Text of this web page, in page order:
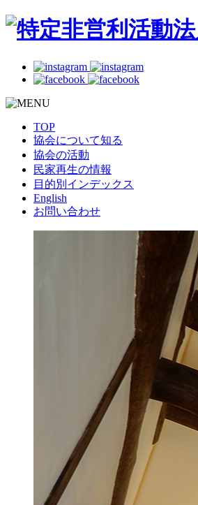
TOP
協会について知る
協会の活動
民家再生の情報
目的別インデックス
English
お問い合わせ